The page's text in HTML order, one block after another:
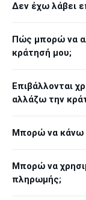
Δεν έχω λάβει
Πώς μπορώ να
κράτησή μου;
Επιβάλλονται
αλλάζω την
Μπορώ να κάνω
Μπορώ να
πληρωμής;